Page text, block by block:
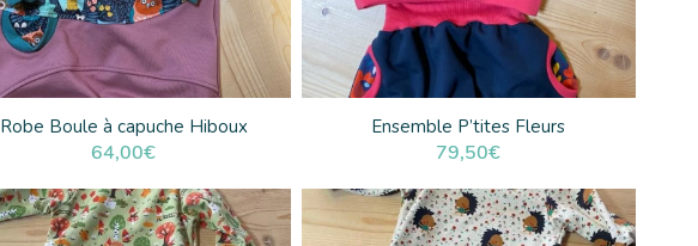
Robe Boule à capuche Hiboux
64,00€
Ensemble P’tites Fleurs
79,50€